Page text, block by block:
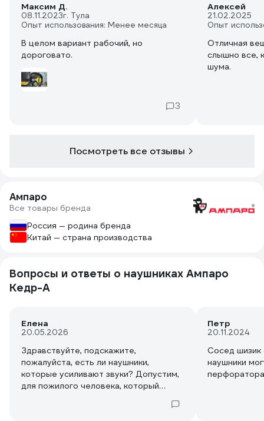
Максим Д.
08.11.2023г. Тула
Опыт использования: Менее месяца
В целом вариант рабочий, но
дороговато.
3
Алексей
21.02.2025
Опыт
Отличная
слышно все,
шума.
Посмотреть все отзывы
Ампаро
Все товары бренда
Россия — родина бренда
Китай — страна производства
Вопросы и ответы о наушниках Ампаро
Кедр-А
Елена
20.05.2026
Здравствуйте, подскажите,
пожалуйста, есть ли наушники,
которые усиливают звуки? Допустим,
для пожилого человека, который
Петр
20.11.2024
Сосед шизик
наушники